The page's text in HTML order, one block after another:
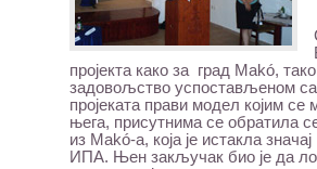
пројекта како за град Makó,
задовољство успостављеном
пројеката прави модел којим
њега, присутнима се обратила
из Makó-a, која је истакла
ИПА. Њен закључак био је да